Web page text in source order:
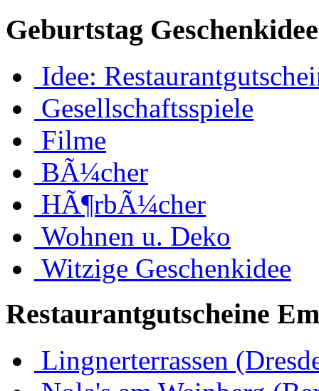
Geburtstag
Idee:
Gesellschaftsspiele
Filme
BÃ¼cher
HÃ¶rbÃ¼cher
Wohnen u. Deko
Witzige Geschenkidee
Restaurantgutscheine
Lingnerterrassen